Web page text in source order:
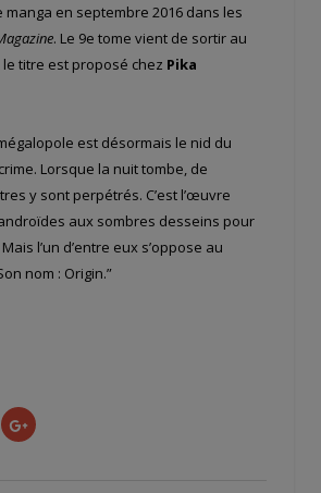
manga en septembre 2016 dans les
. Le 9e tome vient de sortir au
le titre est proposé chez Pika
est désormais le nid du
Lorsque la nuit tombe, de
y sont perpétrés. C’est l’œuvre
aux sombres desseins pour
l’un d’entre eux s’oppose au
nom : Origin.”
Cliquez
pour